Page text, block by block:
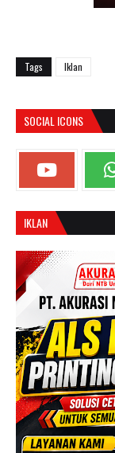
Tags Iklan
SOCIAL ICONS
IKLAN